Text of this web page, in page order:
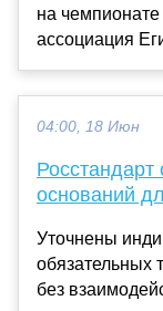
на
ассоциация
04:00, 18 Июн
Росстандарт
оснований
Уточнены
без